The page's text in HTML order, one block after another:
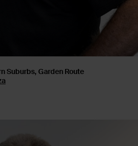
Suburbs, Garden Route